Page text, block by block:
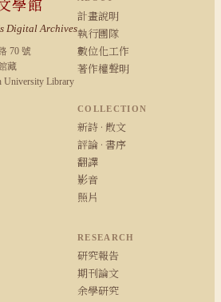
Digital Archives
70 號
藏
University Library
計畫說明
執行團隊
數位化工作
著作權聲明
COLLECTION
新詩 · 散文
評論 · 書序
翻譯
影音
照片
RESEARCH
研究報告
期刊論文
余學研究